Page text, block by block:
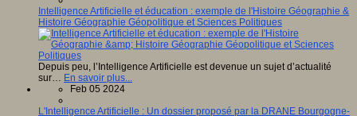
Intelligence Artificielle et éducation : exemple de l'Histoire Géographie &
Histoire Géographie Géopolitique et Sciences Politiques
Depuis peu, l’Intelligence Artificielle est devenue un sujet d’actualité
sur… En savoir plus...
Feb 05 2024
L'Intelligence Artificielle : Un dossier proposé par la DRANE Bourgogne-